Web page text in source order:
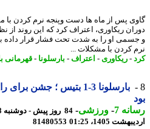
پس از ماه ها دست وپنجه نرم کردن با
ریکاوری، اعتراف کرد که این روند از نظر
او را به شدت تحت فشار قرار داده بود.
کردن با مشکلات ...
-ریکاوری- اعتراف- بارسلونا-قهرمانی
بارسلونا 3-1 بتیس ؛ جشن برای
7
-ورزشی-
84 روز پیش - دوشنبه 28
1405، 01:25
81480553